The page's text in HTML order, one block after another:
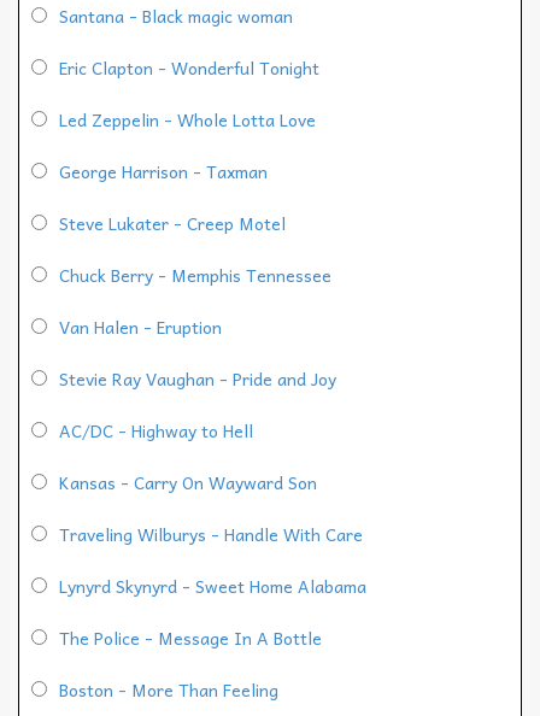
Santana - Black magic woman
Eric Clapton - Wonderful Tonight
Led Zeppelin - Whole Lotta Love
George Harrison - Taxman
Steve Lukater - Creep Motel
Chuck Berry - Memphis Tennessee
Van Halen - Eruption
Stevie Ray Vaughan - Pride and Joy
AC/DC - Highway to Hell
Kansas - Carry On Wayward Son
Traveling Wilburys - Handle With Care
Lynyrd Skynyrd - Sweet Home Alabama
The Police - Message In A Bottle
Boston - More Than Feeling